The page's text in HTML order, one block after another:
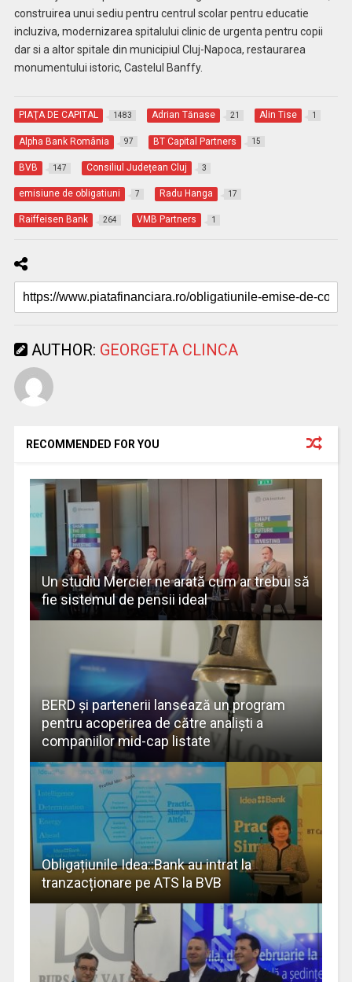
construirea unui sediu pentru centrul scolar pentru educatie
incluziva, modernizarea spitalului clinic de urgenta pentru copii
dar si a altor spitale din municipiul Cluj-Napoca, restaurarea
monumentului istoric, Castelul Banffy.
PIAŢA DE CAPITAL 1483 Adrian Tănase 21 Alin Tise 1
Alpha Bank România 97 BT Capital Partners 15
BVB 147 Consiliul Județean Cluj 3
emisiune de obligatiuni 7 Radu Hanga 17
Raiffeisen Bank 264 VMB Partners 1
AUTHOR: GEORGETA CLINCA
RECOMMENDED FOR YOU
Un studiu Mercier ne arată cum ar trebui să
fie sistemul de pensii ideal
BERD și partenerii lansează un program
pentru acoperirea de către analiști a
companiilor mid-cap listate
Obligațiunile Idea::Bank au intrat la
tranzacționare pe ATS la BVB